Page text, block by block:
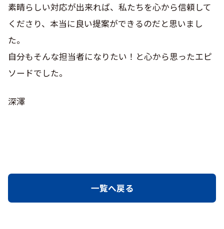
素晴らしい対応が出来れば、私たちを心から信頼して
くださり、本当に良い提案ができるのだと思いまし
た。
自分もそんな担当者になりたい！と心から思ったエピ
ソードでした。
深澤
一覧へ戻る